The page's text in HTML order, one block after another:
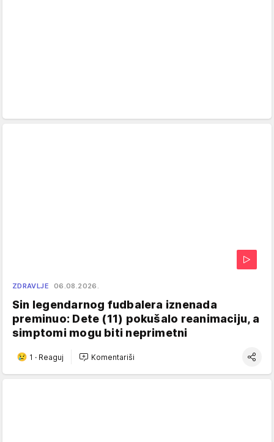
ZDRAVLJE 06.08.2026.
Sin legendarnog fudbalera iznenada
preminuo: Dete (11) pokušalo reanimaciju, a
simptomi mogu biti neprimetni
1 · Reaguj Komentariši